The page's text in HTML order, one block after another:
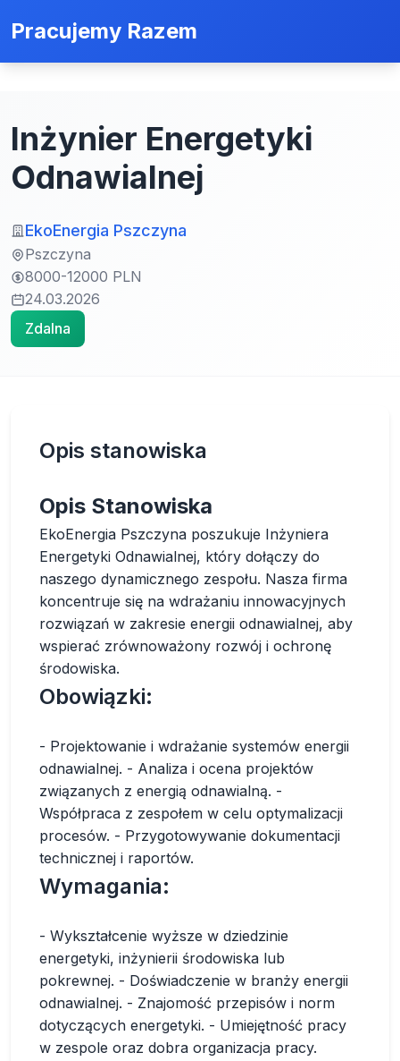
Pracujemy Razem
Inżynier Energetyki
Odnawialnej
EkoEnergia Pszczyna
Pszczyna
8000-12000 PLN
24.03.2026
Zdalna
Opis stanowiska
Opis Stanowiska
EkoEnergia Pszczyna poszukuje Inżyniera
Energetyki Odnawialnej, który dołączy do
naszego dynamicznego zespołu. Nasza firma
koncentruje się na wdrażaniu innowacyjnych
rozwiązań w zakresie energii odnawialnej, aby
wspierać zrównoważony rozwój i ochronę
środowiska.
Obowiązki:
- Projektowanie i wdrażanie systemów energii
odnawialnej. - Analiza i ocena projektów
związanych z energią odnawialną. -
Współpraca z zespołem w celu optymalizacji
procesów. - Przygotowywanie dokumentacji
technicznej i raportów.
Wymagania:
- Wykształcenie wyższe w dziedzinie
energetyki, inżynierii środowiska lub
pokrewnej. - Doświadczenie w branży energii
odnawialnej. - Znajomość przepisów i norm
dotyczących energetyki. - Umiejętność pracy
w zespole oraz dobra organizacja pracy.